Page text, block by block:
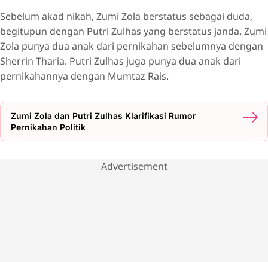
Sebelum akad nikah, Zumi Zola berstatus sebagai duda,
begitupun dengan Putri Zulhas yang berstatus janda. Zumi
Zola punya dua anak dari pernikahan sebelumnya dengan
Sherrin Tharia. Putri Zulhas juga punya dua anak dari
pernikahannya dengan Mumtaz Rais.
Zumi Zola dan Putri Zulhas Klarifikasi Rumor
Pernikahan Politik
Advertisement